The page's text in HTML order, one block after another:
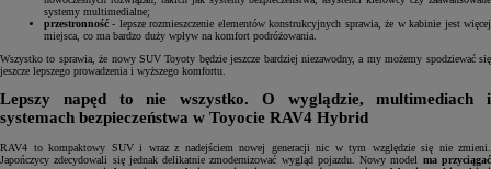
systemy multimedialne;
przestronność- lepsze rozmieszczenie elementów konstrukcyjnych sprawia, że w kabinie jest więcej
miejsca, co ma bardzo duży wpływ na komfort podróżowania.
Wszystko to sprawia, że nowy SUV Toyoty będzie jeszcze bardziej niezawodny, a my możemy spodziewać się
jeszcze lepszego prowadzenia i wyższego komfortu.
Lepszy napęd to nie wszystko. O wyglądzie, multimediach i
systemach bezpieczeństwa w Toyocie RAV4 Hybrid
RAV4 to kompaktowy SUV i wraz z nadejściem nowej generacji nic w tym względzie się nie zmieni.
Japończycy zdecydowali się jednak delikatnie zmodernizować wygląd pojazdu. Nowy model ma przyciągać